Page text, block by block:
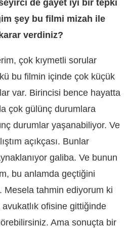
de gayet iyi bir tepki
şey bu filmi mizah ile
verdiniz?
çok kıymetli sorular
bu filmin içinde çok küçük
var. Birincisi bence hayatta
çok gülünç durumlara
durumlar yaşanabiliyor. Ve
açıkçası. Bunlar
galiba. Ve bunun
bu anlamda geçtiğini
Mesela tahmin ediyorum ki
ofisine gittiğinde
Ama sonuçta bir